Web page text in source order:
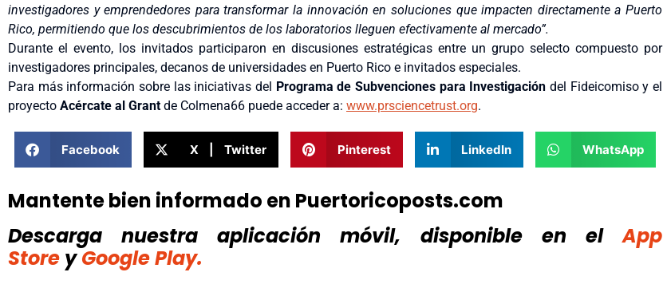
investigadores y emprendedores para transformar la innovación en soluciones que impacten directamente a Puerto
Rico, permitiendo que los descubrimientos de los laboratorios lleguen efectivamente al mercado”.
Durante el evento, los invitados participaron en discusiones estratégicas entre un grupo selecto compuesto por
investigadores principales, decanos de universidades en Puerto Rico e invitados especiales.
Para más información sobre las iniciativas del Programa de Subvenciones para Investigación del Fideicomiso y el
proyecto Acércate al Grant de Colmena66 puede acceder a: www.prsciencetrust.org.
Facebook X | Twitter Pinterest LinkedIn WhatsApp
Mantente bien informado en Puertoricoposts.com
Descarga nuestra aplicación móvil, disponible
en el
App
Store y Google Play.